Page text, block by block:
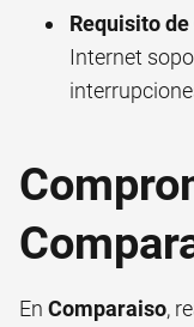
Requisito
Internet
En Comparaiso,